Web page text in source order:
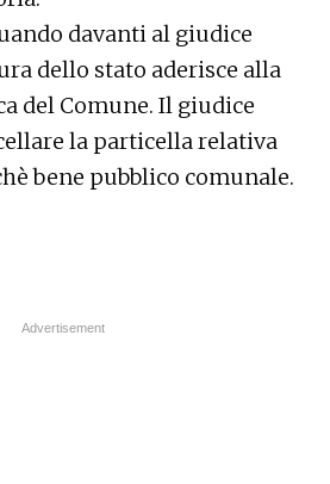
davanti al giudice
dello stato aderisce alla
del Comune. Il giudice
la particella relativa
bene pubblico comunale.